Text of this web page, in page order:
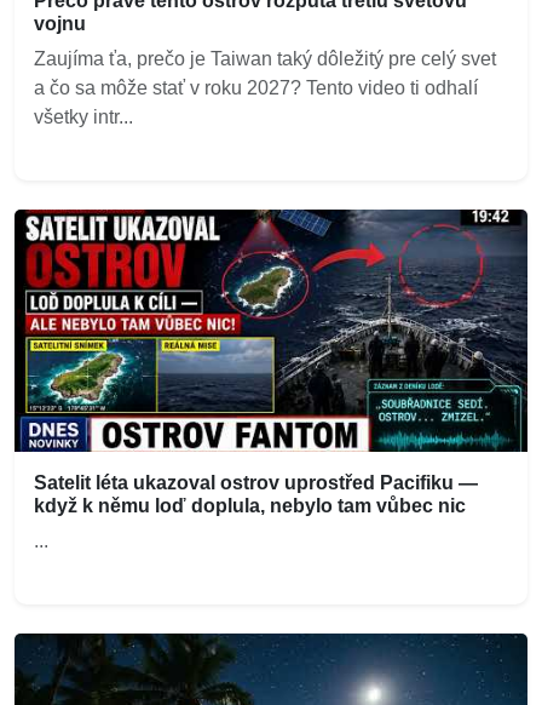
vojnu
Zaujíma ťa, prečo je Taiwan taký dôležitý pre celý svet
a čo sa môže stať v roku 2027? Tento video ti odhalí
všetky intr...
Satelit léta ukazoval ostrov uprostřed Pacifiku —
když k němu loď doplula, nebylo tam vůbec nic
...